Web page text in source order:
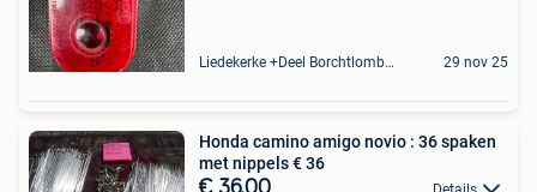
Liedekerke +Deel Borchtlombeek 29 nov 25
Honda camino amigo novio : 36 spaken
met nippels € 36